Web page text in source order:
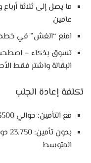
ما يصل إلى ثلاثة
عامين
امنع “الغش” في
تسوق بذكاء – اصطحب
البقالة واشتر فقط
تكلفة إعادة الجلب
مع التأمين: حوالي 3500 دولار
المتوسط